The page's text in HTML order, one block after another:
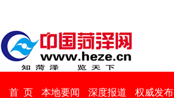
首 页 本地要闻 深度报道 权威发布